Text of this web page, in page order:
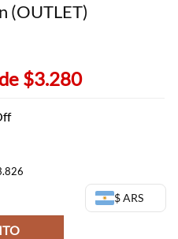
(OUTLET)
$3.280
$ ARS
in the presence of Muzan